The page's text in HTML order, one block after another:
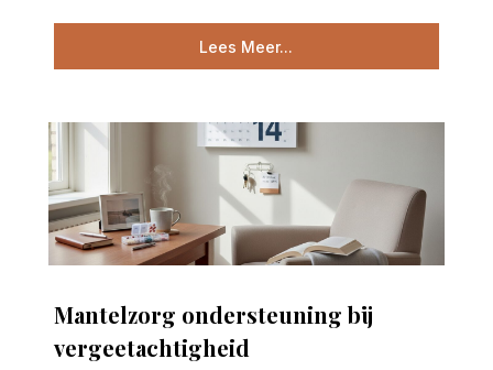
Lees Meer...
Mantelzorg ondersteuning bij
vergeetachtigheid